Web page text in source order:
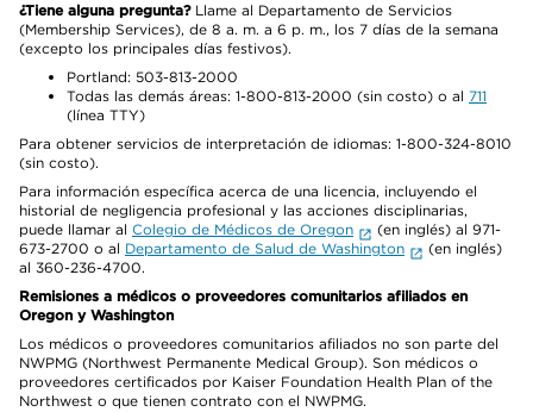
¿Tiene alguna pregunta?Llame al Departamento de Servicios
(Membership Services), de 8 a. m. a 6 p. m., los 7 días de la semana
(excepto los principales días festivos).
Portland: 503-813-2000
Todas las demás áreas: 1-800-813-2000 (sin costo) o al 711
(línea TTY)
Para obtener servicios de interpretación de idiomas: 1-800-324-8010
(sin costo).
Para información específica acerca de una licencia, incluyendo el
historial de negligencia profesional y las acciones disciplinarias,
puede llamar al Colegio de Médicos de Oregon
(en inglés) al 971-
673-2700 o al Departamento de Salud de Washington
(en inglés)
al 360-236-4700.
Remisiones a médicos o proveedores comunitarios afiliados en
Oregon y Washington
Los médicos o proveedores comunitarios afiliados no son parte del
NWPMG (Northwest Permanente Medical Group). Son médicos o
proveedores certificados por Kaiser Foundation Health Plan of the
Northwest o que tienen contrato con el NWPMG.